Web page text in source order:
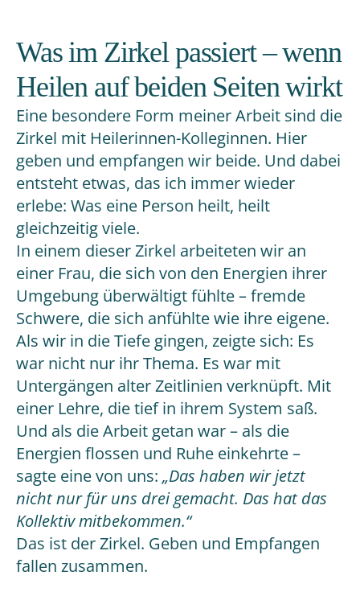
Was im Zirkel passiert – wenn
Heilen auf beiden Seiten wirkt
Eine besondere Form meiner Arbeit sind die
Zirkel mit Heilerinnen-Kolleginnen. Hier
geben und empfangen wir beide. Und dabei
entsteht etwas, das ich immer wieder
erlebe: Was eine Person heilt, heilt
gleichzeitig viele.
In einem dieser Zirkel arbeiteten wir an
einer Frau, die sich von den Energien ihrer
Umgebung überwältigt fühlte – fremde
Schwere, die sich anfühlte wie ihre eigene.
Als wir in die Tiefe gingen, zeigte sich: Es
war nicht nur ihr Thema. Es war mit
Untergängen alter Zeitlinien verknüpft. Mit
einer Lehre, die tief in ihrem System saß.
Und als die Arbeit getan war – als die
Energien flossen und Ruhe einkehrte –
sagte eine von uns: „Das haben wir jetzt
nicht nur für uns drei gemacht. Das hat das
Kollektiv mitbekommen.“
Das ist der Zirkel. Geben und Empfangen
fallen zusammen.